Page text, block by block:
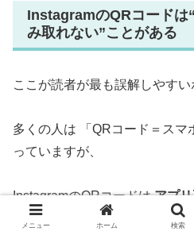
InstagramのQRコードは
み取れない”ことがある
ここが読者が最も誤解しやすい
多くの人は 「QRコード＝スマ
っていますが、
InstagramのQRコードはアプ
メニュー ホーム 検索